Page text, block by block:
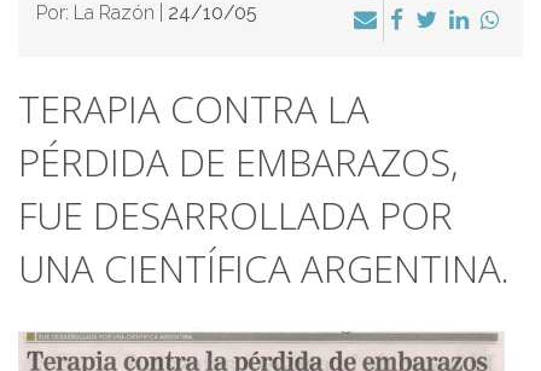
Por: La Razón | 24/10/05
TERAPIA CONTRA LA
PÉRDIDA DE EMBARAZOS,
FUE DESARROLLADA POR
UNA CIENTÍFICA ARGENTINA.